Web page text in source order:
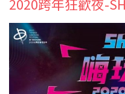
2020跨年狂歡夜-